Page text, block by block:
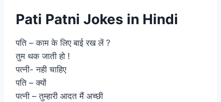
Pati Patni Jokes in Hindi
पति – काम के लिए बाई रख लें ?
तुम थक जाती हो !
पत्नी- नही चाहिए
पति – क्यों
पत्नी – तुम्हारी आदत मैं अच्छी